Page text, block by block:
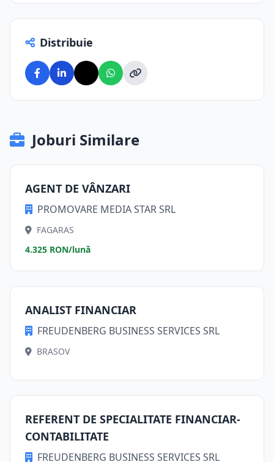
Distribuie
Joburi Similare
AGENT DE VÂNZARI
PROMOVARE MEDIA STAR SRL
FAGARAS
4.325 RON/lună
ANALIST FINANCIAR
FREUDENBERG BUSINESS SERVICES SRL
BRASOV
REFERENT DE SPECIALITATE FINANCIAR-
CONTABILITATE
FREUDENBERG BUSINESS SERVICES SRL